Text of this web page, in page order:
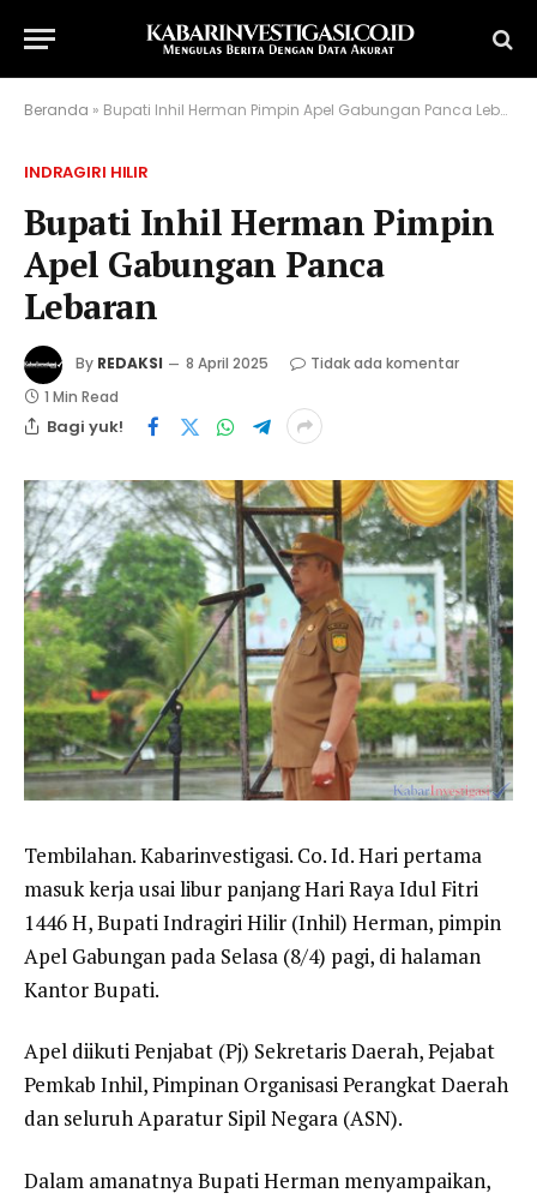
Beranda » Bupati Inhil Herman Pimpin Apel Gabungan Panca Lebaran
INDRAGIRI HILIR
Bupati Inhil Herman Pimpin
Apel Gabungan Panca
Lebaran
By REDAKSI 8 April 2025
Tidak ada komentar
1 Min Read
Bagi yuk!
Tembilahan. Kabarinvestigasi. Co. Id. Hari pertama
masuk kerja usai libur panjang Hari Raya Idul Fitri
1446 H, Bupati Indragiri Hilir (Inhil) Herman, pimpin
Apel Gabungan pada Selasa (8/4) pagi, di halaman
Kantor Bupati.
Apel diikuti Penjabat (Pj) Sekretaris Daerah, Pejabat
Pemkab Inhil, Pimpinan Organisasi Perangkat Daerah
dan seluruh Aparatur Sipil Negara (ASN).
Dalam amanatnya Bupati Herman menyampaikan,